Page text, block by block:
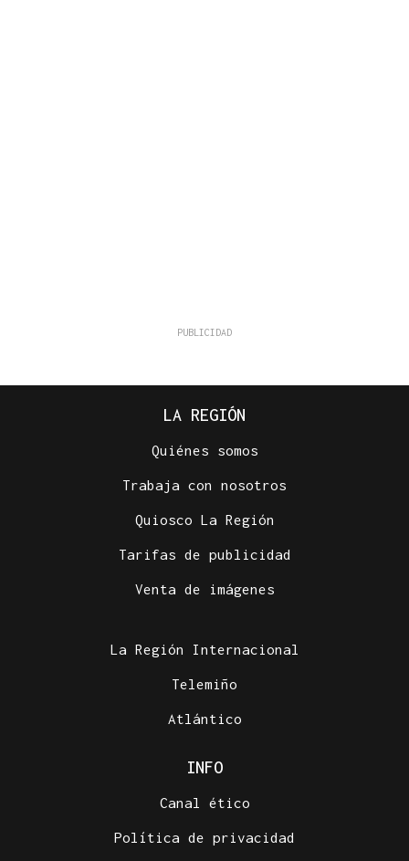
LA REGIÓN
Quiénes somos
Trabaja con nosotros
Quiosco La Región
Tarifas de publicidad
Venta de imágenes
La Región Internacional
Telemiño
Atlántico
INFO
Canal ético
Política de privacidad